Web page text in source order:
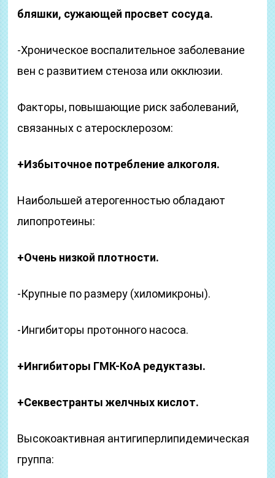
бляшки, сужающей просвет сосуда.
-Хроническое воспалительное заболевание
вен с развитием стеноза или окклюзии.
Факторы, повышающие риск заболеваний,
связанных с атеросклерозом:
+Избыточное потребление алкоголя.
Наибольшей атерогенностью обладают
липопротеины:
+Очень низкой плотности.
-Крупные по размеру (хиломикроны).
-Ингибиторы протонного насоса.
+Ингибиторы ГМК-КоА редуктазы.
+Секвестранты желчных кислот.
Высокоактивная антигиперлипидемическая
группа: